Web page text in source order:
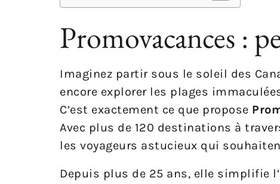
Promovacances :
Imaginez partir sous le soleil des
encore explorer les plages
C’est exactement ce que propose
Avec plus de 120 destinations à
les voyageurs astucieux qui
Depuis plus de 25 ans, elle simplifie